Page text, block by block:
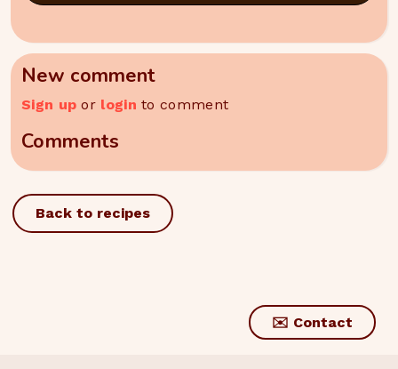
New comment
Sign up or login to comment
Comments
Back to recipes
✉️ Contact